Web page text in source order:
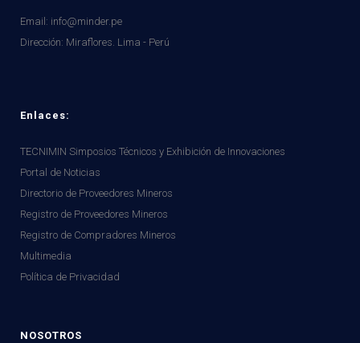
Email: info@minder.pe
Dirección: Miraflores. Lima - Perú
Enlaces:
TECNIMIN Simposios Técnicos y Exhibición de Innovaciones
Portal de Noticias
Directorio de Proveedores Mineros
Registro de Proveedores Mineros
Registro de Compradores Mineros
Multimedia
Política de Privacidad
NOSOTROS